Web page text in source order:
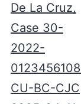
De La Cruz,
Case 30-
2022-
CU-BC-CJC